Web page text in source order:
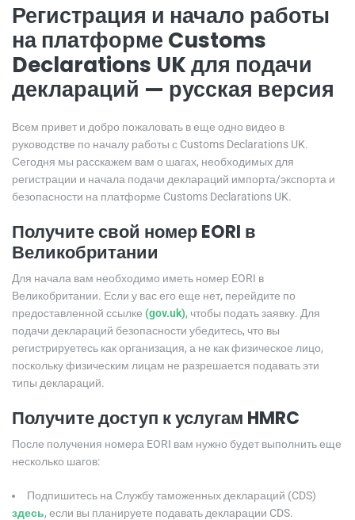
Регистрация и начало работы
на платформе Customs
Declarations UK для подачи
деклараций — русская версия
Всем привет и добро пожаловать в еще одно видео в
руководстве по началу работы с Customs Declarations UK.
Сегодня мы расскажем вам о шагах, необходимых для
регистрации и начала подачи деклараций импорта/экспорта и
безопасности на платформе Customs Declarations UK.
Получите свой номер EORI в
Великобритании
Для начала вам необходимо иметь номер EORI в
Великобритании. Если у вас его еще нет, перейдите по
предоставленной ссылке (gov.uk), чтобы подать заявку. Для
подачи деклараций безопасности убедитесь, что вы
регистрируетесь как организация, а не как физическое лицо,
поскольку физическим лицам не разрешается подавать эти
типы деклараций.
Получите доступ к услугам HMRC
После получения номера EORI вам нужно будет выполнить еще
несколько шагов:
Подпишитесь на Службу таможенных деклараций (CDS)
здесь, если вы планируете подавать декларации CDS.